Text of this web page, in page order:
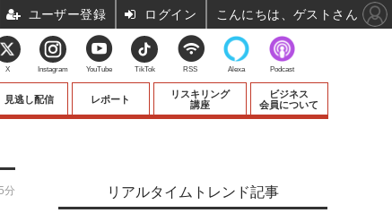
見逃し配信 レポート
リスキリング
講座
ビジネス
会員について
分 リアルタイムトレンド記事
X Instagram YouTube TikTok RSS Alexa Podcast
ユーザー登録 ログイン こんにちは、ゲストさん